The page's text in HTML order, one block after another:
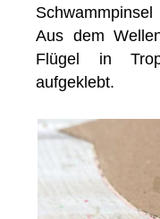
Aus dem
Flügel in
aufgeklebt.